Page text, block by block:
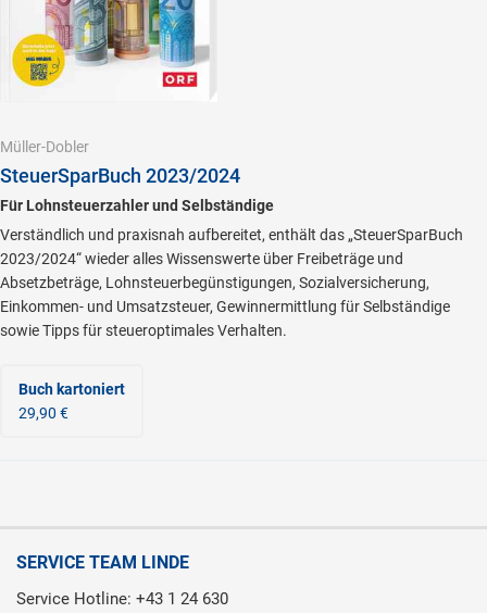
Müller-Dobler
SteuerSparBuch 2023/2024
Für Lohnsteuerzahler und Selbständige
Verständlich und praxisnah aufbereitet, enthält das „SteuerSparBuch
2023/2024“ wieder alles Wissenswerte über Freibeträge und
Absetzbeträge, Lohnsteuerbegünstigungen, Sozialversicherung,
Einkommen- und Umsatzsteuer, Gewinnermittlung für Selbständige
sowie Tipps für steueroptimales Verhalten.
Buch kartoniert
29,90 €
SERVICE TEAM LINDE
Service Hotline: +43 1 24 630